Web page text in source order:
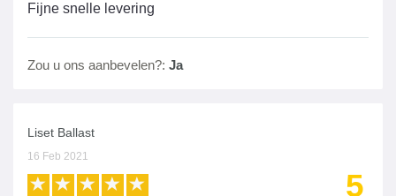
Fijne snelle levering
Zou u ons aanbevelen?: Ja
Liset Ballast
16 Feb 2021
5